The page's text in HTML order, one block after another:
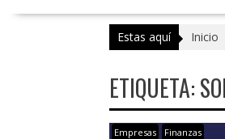
Estas aquí Inicio
ETIQUETA:
Empresas Finanzas